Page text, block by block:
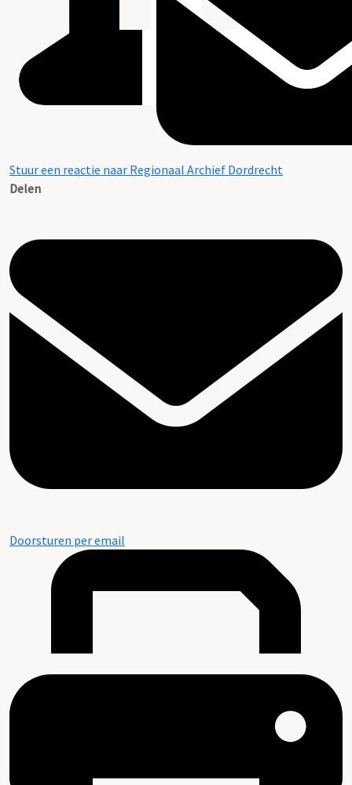
Stuur een reactie naar Regionaal Archief Dordrecht
Delen
Doorsturen per email